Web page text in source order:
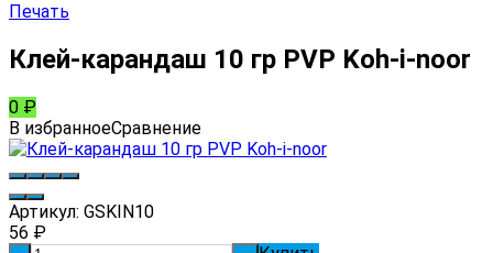
Печать
Клей-карандаш 10 гр PVP Koh-i-noor
0 ₽
В избранноеСравнение
Артикул: GSKIN10
56 ₽